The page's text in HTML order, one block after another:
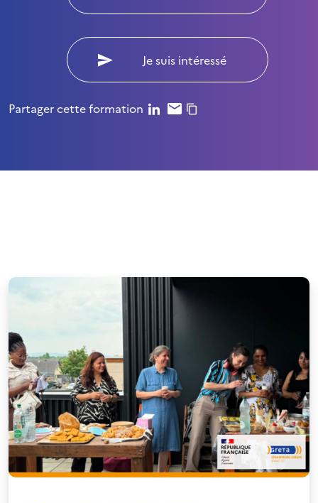
Je suis intéressé
Partager cette formation